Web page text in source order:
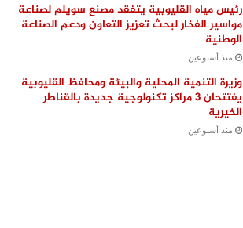
رئيس مياه القليوبية يتفقد مصنع سويلم لصناعة
مواسير الفخار لبحث تعزيز التعاون ودعم الصناعة
الوطنية
منذ أسبوعين
وزيرة التنمية المحلية والبيئة ومحافظ القليوبية
يفتتحان 3 مراكز تكنولوجية جديدة بالقناطر
الخيرية
منذ أسبوعين